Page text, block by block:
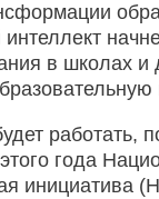
в школах и
работать,
года
инициатива